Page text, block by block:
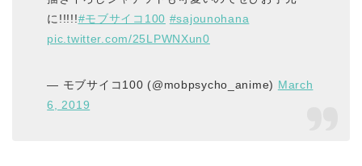
に!!!!!#モブサイコ100 #sajounohana
pic.twitter.com/25LPWNXun0
— モブサイコ100 (@mobpsycho_anime) March
6, 2019